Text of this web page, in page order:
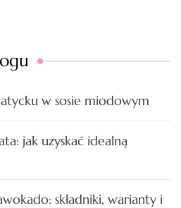
w sosie miodowym
jak uzyskać idealną
składniki, warianty i